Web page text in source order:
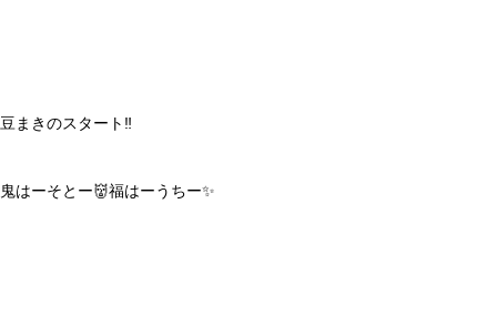
豆まきのスタート‼️
鬼はーそとー👹福はーうちー✨